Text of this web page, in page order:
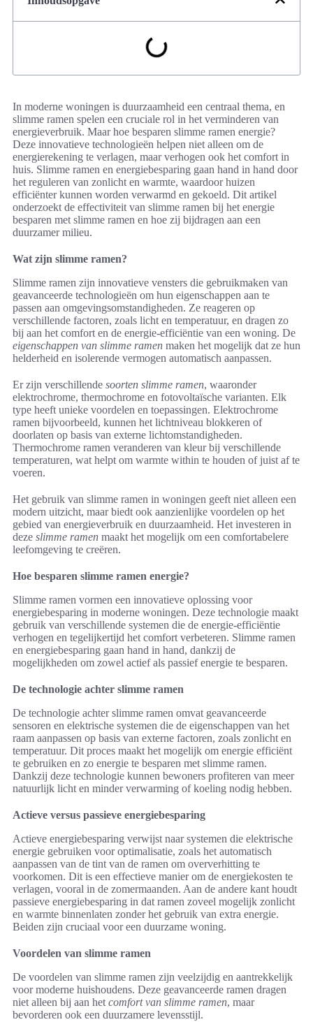
In moderne woningen is duurzaamheid een centraal thema, en
slimme ramen spelen een cruciale rol in het verminderen van
energieverbruik. Maar hoe besparen slimme ramen energie?
Deze innovatieve technologieën helpen niet alleen om de
energierekening te verlagen, maar verhogen ook het comfort in
huis. Slimme ramen en energiebesparing gaan hand in hand door
het reguleren van zonlicht en warmte, waardoor huizen
efficiënter kunnen worden verwarmd en gekoeld. Dit artikel
onderzoekt de effectiviteit van slimme ramen bij het energie
besparen met slimme ramen en hoe zij bijdragen aan een
duurzamer milieu.
Wat zijn slimme ramen?
Slimme ramen zijn innovatieve vensters die gebruikmaken van
geavanceerde technologieën om hun eigenschappen aan te
passen aan omgevingsomstandigheden. Ze reageren op
verschillende factoren, zoals licht en temperatuur, en dragen zo
bij aan het comfort en de energie-efficiëntie van een woning. De
eigenschappen van slimme ramen maken het mogelijk dat ze hun
helderheid en isolerende vermogen automatisch aanpassen.
Er zijn verschillende soorten slimme ramen, waaronder
elektrochrome, thermochrome en fotovoltaïsche varianten. Elk
type heeft unieke voordelen en toepassingen. Elektrochrome
ramen bijvoorbeeld, kunnen het lichtniveau blokkeren of
doorlaten op basis van externe lichtomstandigheden.
Thermochrome ramen veranderen van kleur bij verschillende
temperaturen, wat helpt om warmte within te houden of juist af te
voeren.
Het gebruik van slimme ramen in woningen geeft niet alleen een
modern uitzicht, maar biedt ook aanzienlijke voordelen op het
gebied van energieverbruik en duurzaamheid. Het investeren in
deze slimme ramen maakt het mogelijk om een comfortabelere
leefomgeving te creëren.
Hoe besparen slimme ramen energie?
Slimme ramen vormen een innovatieve oplossing voor
energiebesparing in moderne woningen. Deze technologie maakt
gebruik van verschillende systemen die de energie-efficiëntie
verhogen en tegelijkertijd het comfort verbeteren. Slimme ramen
en energiebesparing gaan hand in hand, dankzij de
mogelijkheden om zowel actief als passief energie te besparen.
De technologie achter slimme ramen
De technologie achter slimme ramen omvat geavanceerde
sensoren en elektrische systemen die de eigenschappen van het
raam aanpassen op basis van externe factoren, zoals zonlicht en
temperatuur. Dit proces maakt het mogelijk om energie efficiënt
te gebruiken en zo energie te besparen met slimme ramen.
Dankzij deze technologie kunnen bewoners profiteren van meer
natuurlijk licht en minder verwarming of koeling nodig hebben.
Actieve versus passieve energiebesparing
Actieve energiebesparing verwijst naar systemen die elektrische
energie gebruiken voor optimalisatie, zoals het automatisch
aanpassen van de tint van de ramen om oververhitting te
voorkomen. Dit is een effectieve manier om de energiekosten te
verlagen, vooral in de zomermaanden. Aan de andere kant houdt
passieve energiebesparing in dat ramen zoveel mogelijk zonlicht
en warmte binnenlaten zonder het gebruik van extra energie.
Beiden zijn cruciaal voor een duurzame woning.
Voordelen van slimme ramen
De voordelen van slimme ramen zijn veelzijdig en aantrekkelijk
voor moderne huishoudens. Deze geavanceerde ramen dragen
niet alleen bij aan het comfort van slimme ramen, maar
bevorderen ook een duurzamere levensstijl.